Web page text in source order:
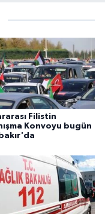
Filistin
Konvoyu bugün